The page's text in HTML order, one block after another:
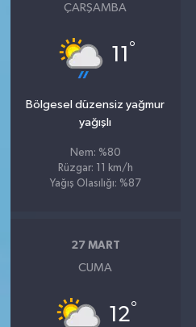
ÇARŞAMBA
11 °
Bölgesel düzensiz yağmur
yağışlı
Nem: %80
Rüzgar: 11 km/h
Yağış Olasılığı: %87
27 MART
CUMA
12°